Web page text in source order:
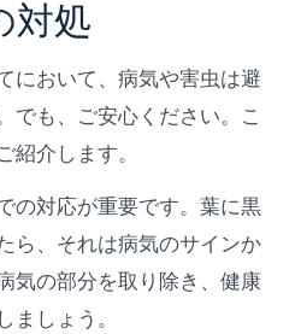
対処
において、病気や害虫は避
でも、ご安心ください。こ
紹介します。
の対応が重要です。葉に黒
ら、それは病気のサインか
気の部分を取り除き、健康
ましょう。